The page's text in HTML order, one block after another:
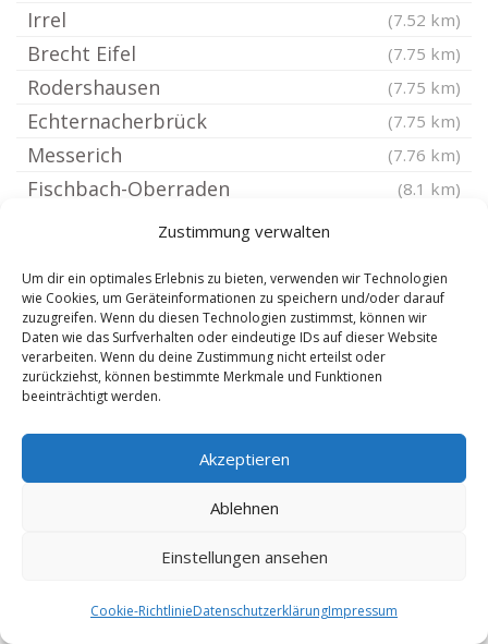
Zustimmung verwalten
Um dir ein optimales Erlebnis zu bieten, verwenden wir Technologien
wie Cookies, um Geräteinformationen zu speichern und/oder darauf
zuzugreifen. Wenn du diesen Technologien zustimmst, können wir
Daten wie das Surfverhalten oder eindeutige IDs auf dieser Website
verarbeiten. Wenn du deine Zustimmung nicht erteilst oder
zurückziehst, können bestimmte Merkmale und Funktionen
beeinträchtigt werden.
Akzeptieren
Ablehnen
Einstellungen ansehen
Cookie-RichtlinieDatenschutzerklärungImpressum
Irrel (7.52 km)
Brecht Eifel (7.75 km)
Rodershausen (7.75 km)
Echternacherbrück (7.75 km)
Messerich (7.76 km)
Fischbach-Oberraden (8.1 km)
Neuerburg Eifel
Keppeshausen (8.11 km)
Minden Sauer (8.12 km)
Birtlingen
Wißmannsdorf
Leimbach bei Neuerburg